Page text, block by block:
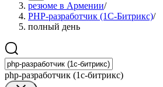
резюме в Армении/
PHP-разработчик (1С-Битрикс)/
полный день
php-разработчик (1с-битрикс)